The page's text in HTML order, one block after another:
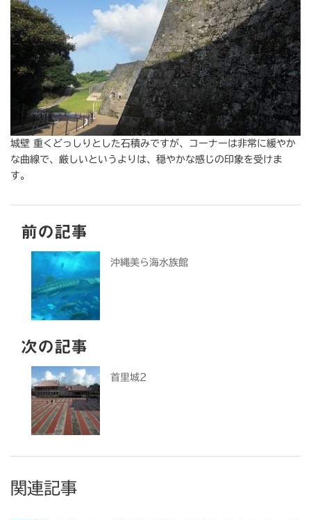
城壁 重くどっしりとした石積みですが、コーナーは非常に緩やか
な曲線で、厳しいというよりは、穏やかな感じの印象を受けま
す。
前の記事
沖縄美ら海水族館
次の記事
首里城2
関連記事